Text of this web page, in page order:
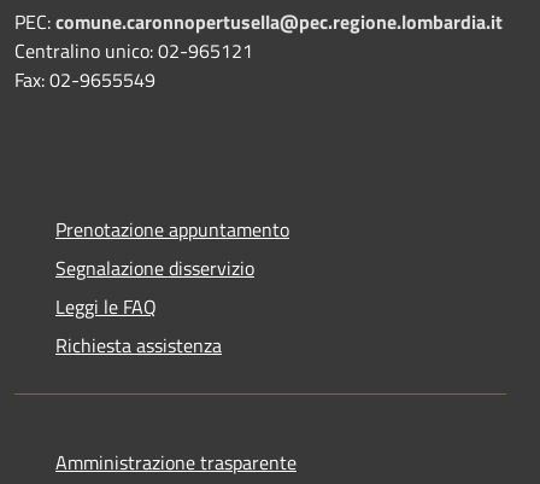
PEC:comune.caronnopertusella@pec.regione.lombardia.it
Centralino unico: 02-965121
Fax: 02-9655549
Prenotazione appuntamento
Segnalazione disservizio
Leggi le FAQ
Richiesta assistenza
Amministrazione trasparente